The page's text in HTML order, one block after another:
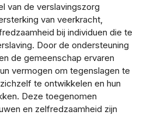
van de verslavingszorg
van veerkracht,
bij individuen die te
Door de ondersteuning
de gemeenschap ervaren
vermogen om tegenslagen te
te ontwikkelen en hun
Deze toegenomen
en zelfredzaamheid zijn